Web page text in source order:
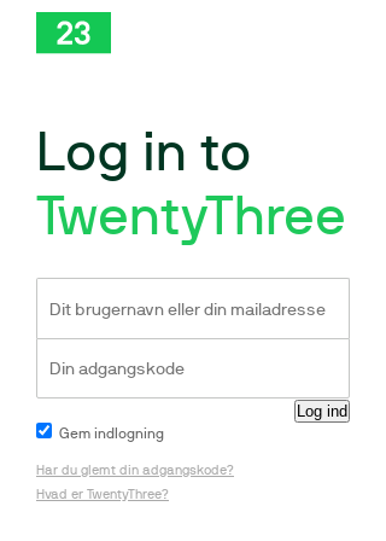
Log in to
TwentyThree
Gem indlogning
Har du glemt din adgangskode?
Hvad er TwentyThree?